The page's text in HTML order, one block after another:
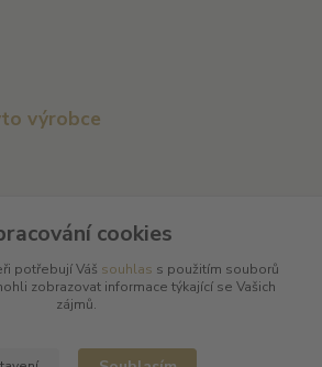
výrobce
cookies
potřebují Váš souhlas s použitím souborů
zobrazovat informace týkající se Vašich
zájmů.